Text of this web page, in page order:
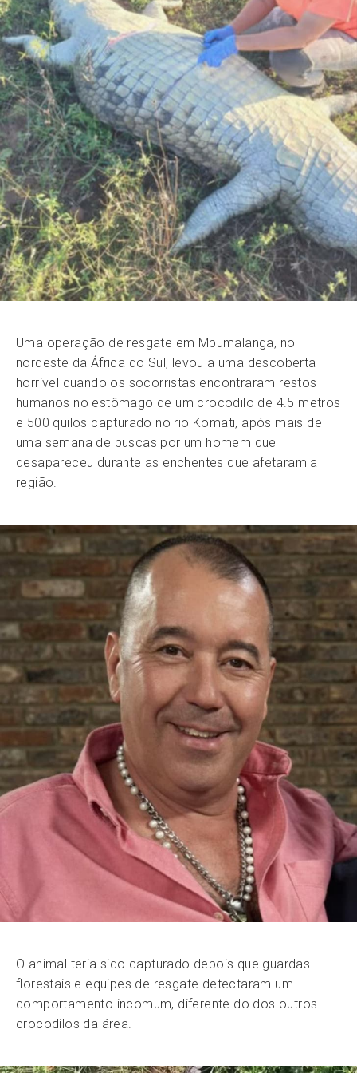
Uma operação de resgate em Mpumalanga, no
nordeste da África do Sul, levou a uma descoberta
horrível quando os socorristas encontraram restos
humanos no estômago de um crocodilo de 4.5 metros
e 500 quilos capturado no rio Komati, após mais de
uma semana de buscas por um homem que
desapareceu durante as enchentes que afetaram a
região.
O animal teria sido capturado depois que guardas
florestais e equipes de resgate detectaram um
comportamento incomum, diferente do dos outros
crocodilos da área.